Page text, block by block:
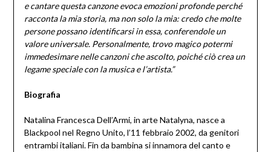
e cantare questa canzone evoca emozioni profonde perché
racconta la mia storia, ma non solo la mia: credo che molte
persone possano identificarsi in essa, conferendole un
valore universale. Personalmente, trovo magico potermi
immedesimare nelle canzoni che ascolto, poiché ciò crea un
legame speciale con la musica e l’artista.”
Biografia
Natalina Francesca Dell’Armi, in arte Natalyna, nasce a
Blackpool nel Regno Unito, l’11 febbraio 2002, da genitori
entrambi italiani. Fin da bambina si innamora del canto e